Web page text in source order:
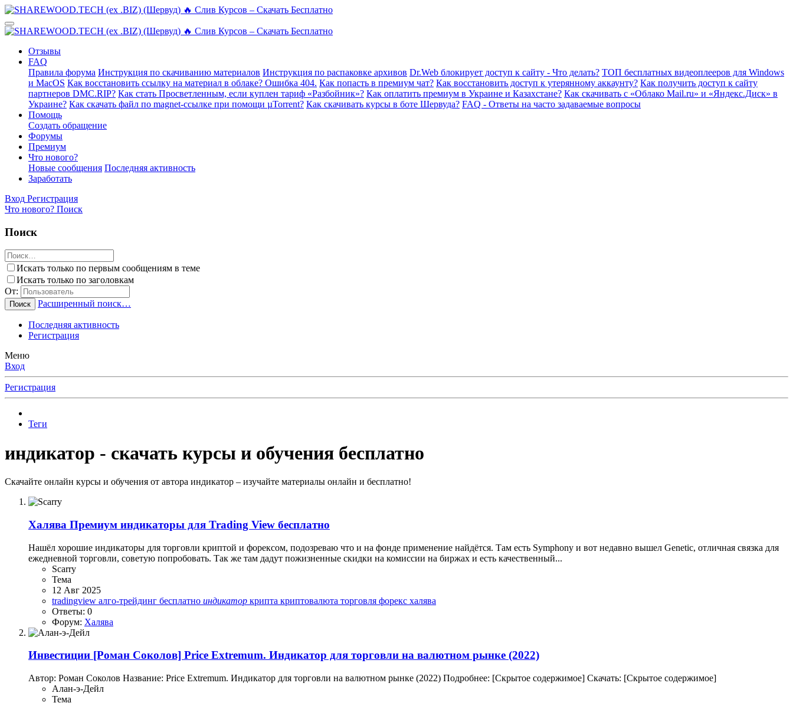
Отзывы
FAQ
Правила форума Инструкция по скачиванию материалов Инструкция по распаковке архивов Dr.Web блокирует доступ к сайту - Что делать? ТОП бесплатных видеоплееров для Windows
и MacOS Как восстановить ссылку на материал в облаке? Ошибка 404. Как попасть в премиум чат? Как восстановить доступ к утерянному аккаунту? Как получить доступ к сайту
партнеров DMC.RIP? Как стать Просветленным, если куплен тариф «Разбойник»? Как оплатить премиум в Украине и Казахстане? Как скачивать с «Облако Mail.ru» и «Яндекс.Диск» в
Украине? Как скачать файл по magnet-ссылке при помощи µTorrent? Как скачивать курсы в боте Шервуда? FAQ - Ответы на часто задаваемые вопросы
Помощь
Создать обращение
Форумы
Премиум
Что нового?
Новые сообщения Последняя активность
Заработать
Вход Регистрация
Что нового? Поиск
Поиск
Искать только по первым сообщениям в теме
Искать только по заголовкам
От:
Поиск Расширенный поиск…
Последняя активность
Регистрация
Меню
Вход
Регистрация
Теги
индикатор - скачать курсы и обучения бесплатно
Скачайте онлайн курсы и обучения от автора индикатор – изучайте материалы онлайн и бесплатно!
Халява Премиум индикаторы для Trading View бесплатно
Нашёл хорошие индикаторы для торговли криптой и форексом, подозреваю что и на фонде применение найдётся. Там есть Symphony и вот недавно вышел Genetic, отличная связка для
ежедневной торговли, советую попробовать. Так же там дадут пожизненные скидки на комиссии на биржах и есть качественный...
Scarry
Тема
12 Авг 2025
tradingview алго-трейдинг бесплатно индикатор крипта криптовалюта торговля форекс халява
Ответы: 0
Форум: Халява
Инвестиции [Роман Соколов] Price Extremum. Индикатор для торговли на валютном рынке (2022)
Автор: Роман Соколов Название: Price Extremum. Индикатор для торговли на валютном рынке (2022) Подробнее: [Скрытое содержимое] Скачать: [Скрытое содержимое]
Алан-э-Дейл
Тема